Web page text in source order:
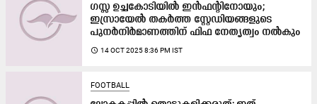
ഗസ്സ ഉച്ചകോടിയിൽ ഇൻഫന്റിനോയും;
ഇസ്രായേൽ തകർത്ത സ്റ്റേഡിയങ്ങളുടെ
പുനർനിർമാണത്തിന് ഫിഫ നേതൃത്വം നൽകും
access_time 14 OCT 2025 8:36 PM IST
FOOTBALL